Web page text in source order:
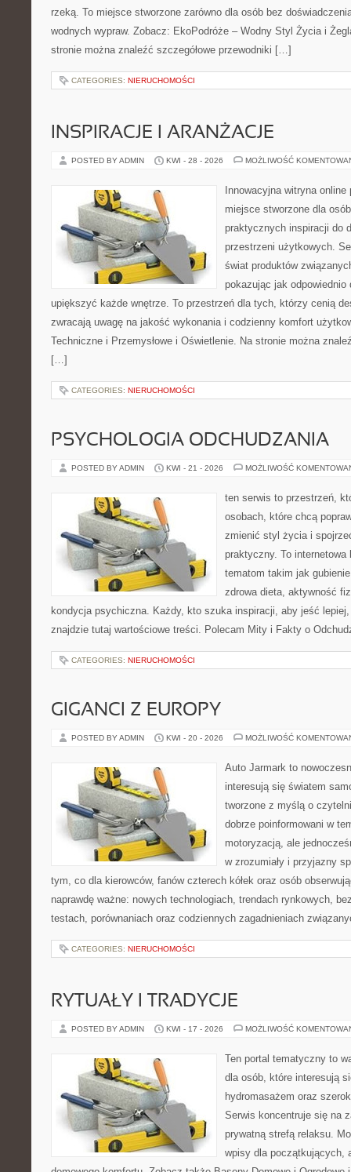
rzeką. To miejsce stworzone zarówno dla osób bez
wodnych wypraw. Zobacz: EkoPodróże – Wodny Styl Życia i
stronie można znaleźć szczegółowe przewodniki […]
CATEGORIES: NIERUCHOMOŚCI
INSPIRACJE I ARANŻACJE
POSTED BY ADMIN KWI - 28 - 2026 MOŻLIWOŚĆ
Innowacyjna witryna
miejsce stworzone dla
praktycznych inspiracji do
przestrzeni użytkowych.
świat produktów
pokazując jak odpowiednio
upiększyć każde wnętrze. To przestrzeń dla tych, którzy cenią
zwracają uwagę na jakość wykonania i codzienny komfort
Techniczne i Przemysłowe i Oświetlenie. Na stronie można
[…]
CATEGORIES: NIERUCHOMOŚCI
PSYCHOLOGIA ODCHUDZANIA
POSTED BY ADMIN KWI - 21 - 2026 MOŻLIWOŚĆ
ten serwis to przestrzeń,
osobach, które chcą
zmienić styl życia i
praktyczny. To
tematom takim jak
zdrowa dieta, aktywność
kondycja psychiczna. Każdy, kto szuka inspiracji, aby jeść
znajdzie tutaj wartościowe treści. Polecam Mity i Fakty o
CATEGORIES: NIERUCHOMOŚCI
GIGANCI Z EUROPY
POSTED BY ADMIN KWI - 20 - 2026 MOŻLIWOŚĆ
Auto Jarmark to
interesują się światem
tworzone z myślą o
dobrze poinformowani w
motoryzacją, ale
w zrozumiały i przyjazny
tym, co dla kierowców, fanów czterech kółek oraz osób
naprawdę ważne: nowych technologiach, trendach rynkowych,
testach, porównaniach oraz codziennych zagadnieniach
CATEGORIES: NIERUCHOMOŚCI
RYTUAŁY I TRADYCJE
POSTED BY ADMIN KWI - 17 - 2026 MOŻLIWOŚĆ
Ten portal tematyczny to
dla osób, które interesują
hydromasażem oraz
Serwis koncentruje się na
prywatną strefą relaksu.
wpisy dla początkujących,